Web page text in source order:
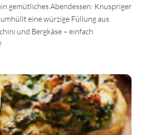
gemütliches Abendessen: Knuspriger
eine würzige Füllung aus
und Bergkäse – einfach